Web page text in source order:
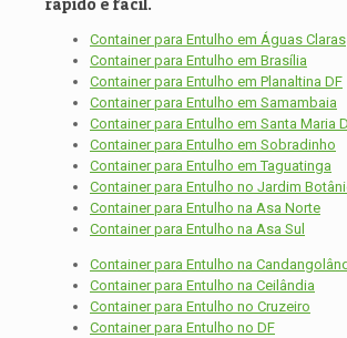
Container para Entulho em Águas Claras
Container para Entulho em Brasília
Container para Entulho em Planaltina DF
Container para Entulho em Samambaia
Container para Entulho em Santa Maria
Container para Entulho em Sobradinho
Container para Entulho em Taguatinga
Container para Entulho no Jardim
Container para Entulho na Asa Norte
Container para Entulho na Asa Sul
Container para Entulho na
Container para Entulho na Ceilândia
Container para Entulho no Cruzeiro
Container para Entulho no DF